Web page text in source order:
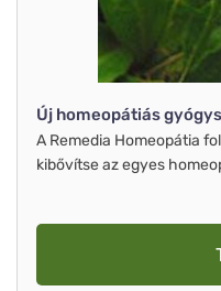
Új homeopátiás
A Remedia Homeopátia
kibővítse az egyes